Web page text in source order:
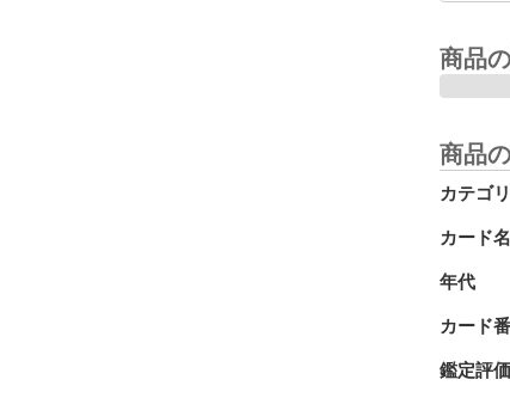
商品
商品
カテゴ
カード名
年代
カード
鑑定評価